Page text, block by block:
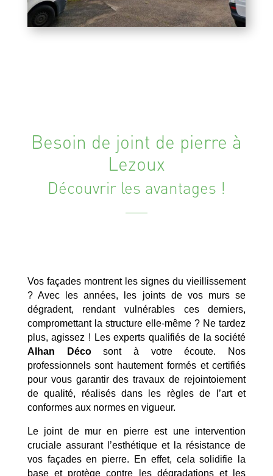
Besoin de joint de pierre à
Lezoux
Découvrir les avantages !
Vos façades montrent les signes du vieillissement
? Avec les années, les joints de vos murs se
dégradent, rendant vulnérables ces derniers,
compromettant la structure elle-même ? Ne tardez
plus, agissez ! Les experts qualifiés de la société
Alhan Décosont à votre écoute. Nos
professionnels sont hautement formés et certifiés
pour vous garantir des travaux de rejointoiement
de qualité, réalisés dans les règles de l’art et
conformes aux normes en vigueur.
Le joint de mur en pierre est une intervention
cruciale assurant l’esthétique et la résistance de
vos façades en pierre. En effet, cela solidifie la
base et protège contre les dégradations et les